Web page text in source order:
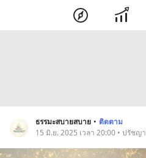
ธรรมะสบายสบาย • ติดตาม
15 มิ.ย. 2025 เวลา 20:00 • ปรัชญา